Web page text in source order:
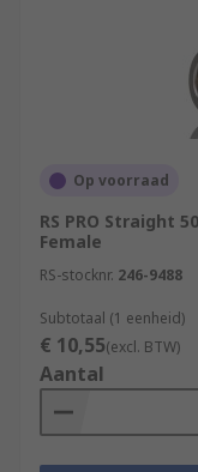
Op voorraad
RS PRO Straight
Female
RS-stocknr. 246-9488
Subtotaal (1 eenheid)
€ 10,55(excl. BTW)
Aantal